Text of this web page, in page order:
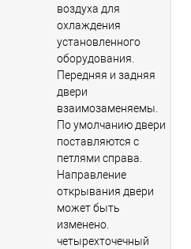
воздуха для
охлаждения
установленного
оборудования.
Передняя и задняя
двери
взаимозаменяемы.
По умолчанию двери
поставляются с
петлями справа.
Направление
открывания двери
может быть
изменено.
четырехточечный